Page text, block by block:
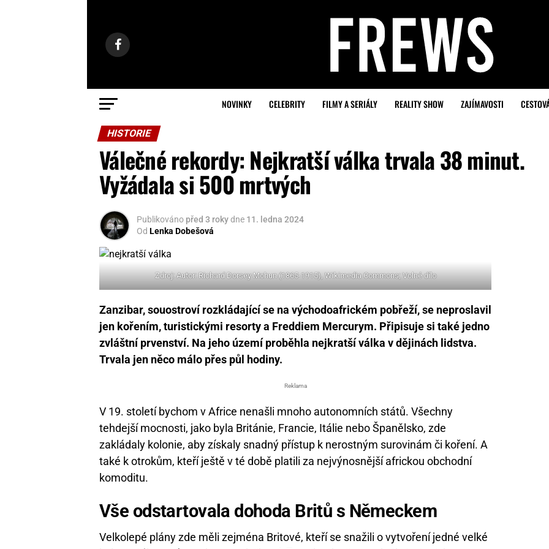
NOVINKY CELEBRITY FILMY A SERIÁLY REALITY SHOW ZAJÍMAVOSTI
HISTORIE
Válečné rekordy: Nejkratší válka trvala 38 minut.
Vyžádala si 500 mrtvých
Publikováno před 3 rokydne 11. ledna 2024
Od Lenka Dobešová
Zdroj: Autor: Richard Dorsey Mohun (1865-1915), Wikimedia Commons; Volné dílo
Zanzibar, souostroví rozkládající se na východoafrickém pobřeží, se neproslavil
jen kořením, turistickými resorty a Freddiem Mercurym. Připisuje si také jedno
zvláštní prvenství. Na jeho území proběhla nejkratší válka v dějinách lidstva.
Trvala jen něco málo přes půl hodiny.
Reklama
V 19. století bychom v Africe nenašli mnoho autonomních států. Všechny
tehdejší mocnosti, jako byla Británie, Francie, Itálie nebo Španělsko, zde
zakládaly kolonie, aby získaly snadný přístup k nerostným surovinám či koření. A
také k otrokům, kteří ještě v té době platili za nejvýnosnější africkou obchodní
komoditu.
Vše odstartovala dohoda Britů s Německem
Velkolepé plány zde měli zejména Britové, kteří se snažili o vytvoření jedné velké